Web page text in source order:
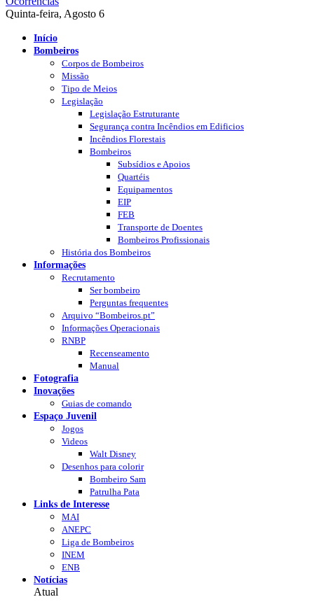
Quinta-feira, Agosto 6
Início
Bombeiros
Corpos de Bombeiros
Missão
Tipo de Meios
Legislação
Legislação Estruturante
Segurança contra Incêndios em Edificios
Incêndios Florestais
Bombeiros
Subsídios e Apoios
Quartéis
Equipamentos
EIP
FEB
Transporte de Doentes
Bombeiros Profissionais
História dos Bombeiros
Informações
Recrutamento
Ser bombeiro
Perguntas frequentes
Arquivo “Bombeiros.pt”
Informações Operacionais
RNBP
Recenseamento
Manual
Fotografia
Inovações
Guias de comando
Espaço Juvenil
Jogos
Videos
Walt Disney
Desenhos para colorir
Bombeiro Sam
Patrulha Pata
Links de Interesse
MAI
ANEPC
Liga de Bombeiros
INEM
ENB
Notícias
Atual